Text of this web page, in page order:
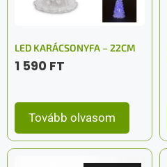
LED KARÁCSONYFA – 22CM
1 590 FT
Tovább olvasom